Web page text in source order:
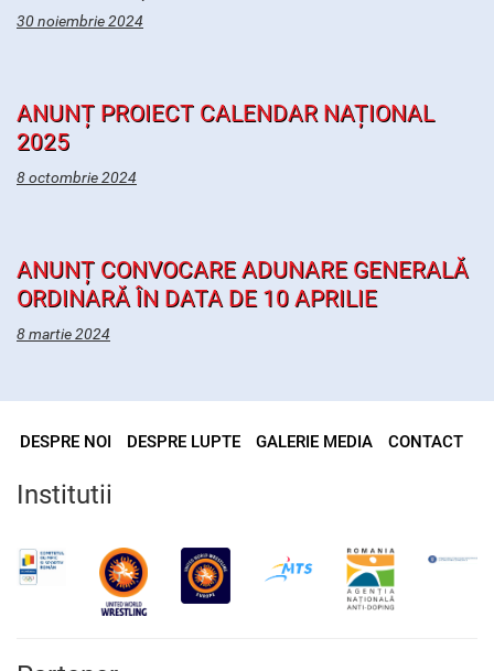
30 noiembrie 2024
ANUNȚ PROIECT CALENDAR NAȚIONAL
2025
8 octombrie 2024
ANUNȚ CONVOCARE ADUNARE GENERALĂ
ORDINARĂ ÎN DATA DE 10 APRILIE
8 martie 2024
DESPRE NOI DESPRE LUPTE GALERIE MEDIA CONTACT
Institutii